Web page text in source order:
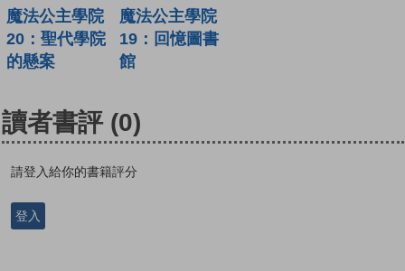
魔法公主學院
20：聖代學院
的懸案
魔法公主學院
19：回憶圖書
館
讀者書評 (0)
請登入給你的書籍評分
登入